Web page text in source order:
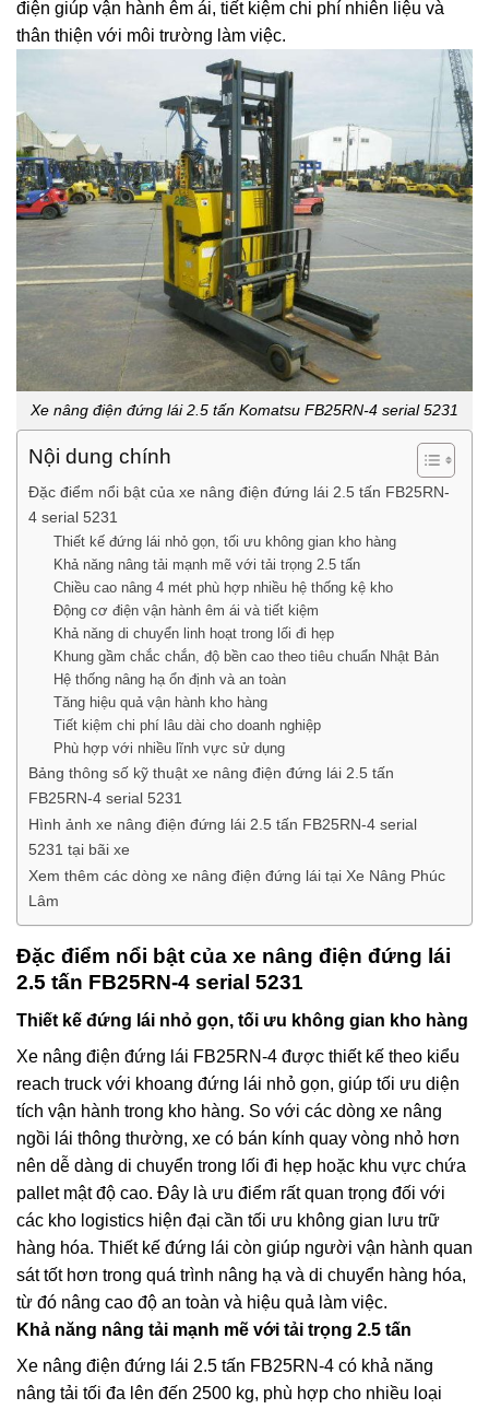
điện giúp vận hành êm ái, tiết kiệm chi phí nhiên liệu và
thân thiện với môi trường làm việc.
Xe nâng điện đứng lái 2.5 tấn Komatsu FB25RN-4 serial 5231
Nội dung chính
Đặc điểm nổi bật của xe nâng điện đứng lái 2.5 tấn FB25RN-
4 serial 5231
Thiết kế đứng lái nhỏ gọn, tối ưu không gian kho hàng
Khả năng nâng tải mạnh mẽ với tải trọng 2.5 tấn
Chiều cao nâng 4 mét phù hợp nhiều hệ thống kệ kho
Động cơ điện vận hành êm ái và tiết kiệm
Khả năng di chuyển linh hoạt trong lối đi hẹp
Khung gầm chắc chắn, độ bền cao theo tiêu chuẩn Nhật Bản
Hệ thống nâng hạ ổn định và an toàn
Tăng hiệu quả vận hành kho hàng
Tiết kiệm chi phí lâu dài cho doanh nghiệp
Phù hợp với nhiều lĩnh vực sử dụng
Bảng thông số kỹ thuật xe nâng điện đứng lái 2.5 tấn
FB25RN-4 serial 5231
Hình ảnh xe nâng điện đứng lái 2.5 tấn FB25RN-4 serial
5231 tại bãi xe
Xem thêm các dòng xe nâng điện đứng lái tại Xe Nâng Phúc
Lâm
Đặc điểm nổi bật của xe nâng điện đứng lái
2.5 tấn FB25RN-4 serial 5231
Thiết kế đứng lái nhỏ gọn, tối ưu không gian kho hàng
Xe nâng điện đứng lái FB25RN-4 được thiết kế theo kiểu
reach truck với khoang đứng lái nhỏ gọn, giúp tối ưu diện
tích vận hành trong kho hàng. So với các dòng xe nâng
ngồi lái thông thường, xe có bán kính quay vòng nhỏ hơn
nên dễ dàng di chuyển trong lối đi hẹp hoặc khu vực chứa
pallet mật độ cao. Đây là ưu điểm rất quan trọng đối với
các kho logistics hiện đại cần tối ưu không gian lưu trữ
hàng hóa. Thiết kế đứng lái còn giúp người vận hành quan
sát tốt hơn trong quá trình nâng hạ và di chuyển hàng hóa,
từ đó nâng cao độ an toàn và hiệu quả làm việc.
Khả năng nâng tải mạnh mẽ với tải trọng 2.5 tấn
Xe nâng điện đứng lái 2.5 tấn FB25RN-4 có khả năng
nâng tải tối đa lên đến 2500 kg, phù hợp cho nhiều loại